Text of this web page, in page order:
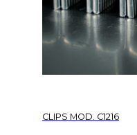
CLIPS MOD. C1216